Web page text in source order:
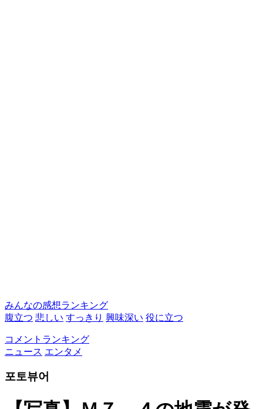
みんなの感想ランキング
腹立つ 悲しい すっきり 興味深い 役に立つ
コメントランキング
ニュース エンタメ
포토뷰어